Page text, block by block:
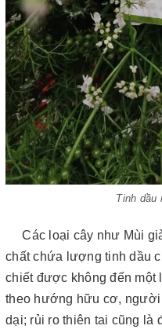
Tinh dầu
Các loại cây như Mùi
chất chứa lượng tinh dầu
chiết được không đến một
theo hướng hữu cơ,
dại; rủi ro thiên tai cũng là